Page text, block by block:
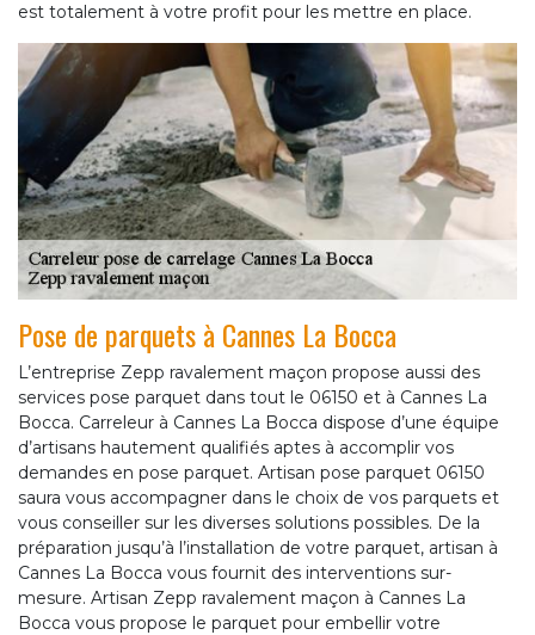
est totalement à votre profit pour les mettre en place.
Pose de parquets à Cannes La Bocca
L’entreprise Zepp ravalement maçon propose aussi des
services pose parquet dans tout le 06150 et à Cannes La
Bocca. Carreleur à Cannes La Bocca dispose d’une équipe
d’artisans hautement qualifiés aptes à accomplir vos
demandes en pose parquet. Artisan pose parquet 06150
saura vous accompagner dans le choix de vos parquets et
vous conseiller sur les diverses solutions possibles. De la
préparation jusqu’à l’installation de votre parquet, artisan à
Cannes La Bocca vous fournit des interventions sur-
mesure. Artisan Zepp ravalement maçon à Cannes La
Bocca vous propose le parquet pour embellir votre